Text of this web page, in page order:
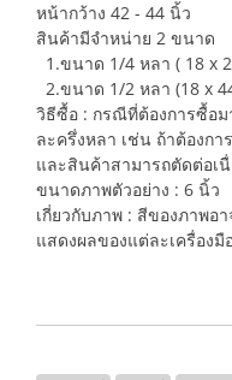
หน้ากว้าง 42 - 44 นิ้ว
สินค้ามีจำหน่าย 2 ขนาด
1.ขนาด 1/4 หลา ( 18 x
2.ขนาด 1/2 หลา (18 x
วิธีซื้อ : กรณีที่ต้องการซื้อม
ละครึ่งหลา เช่น ถ้าต้องก
และสินค้าสามารถตัดต่อเ
ขนาดภาพตัวอย่าง : 6 นิ้ว
เกี่ยวกับภาพ : สีของภาพอ
แสดงผลของแต่ละเครื่องมื